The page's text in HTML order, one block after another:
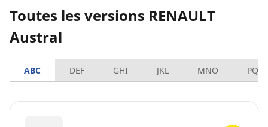
Toutes les versions RENAULT
Austral
ABC DEF GHI JKL MNO PQRS